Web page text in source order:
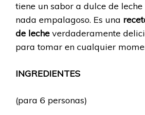
tiene un sabor a dulce de
nada empalagoso. Es una
de leche verdaderamente
para tomar en cualquier
INGREDIENTES
(para 6 personas)